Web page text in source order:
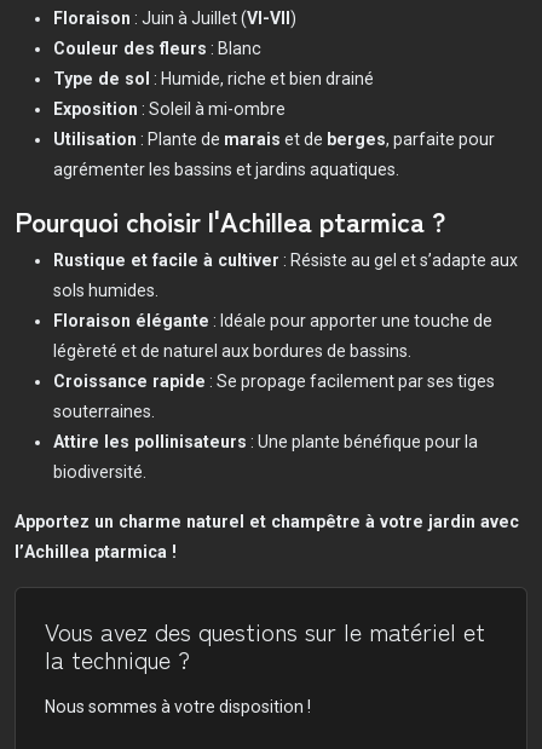
Floraison : Juin à Juillet (VI-VII )
Couleur des fleurs : Blanc
Type de sol : Humide, riche et bien drainé
Exposition : Soleil à mi-ombre
Utilisation : Plante de marais et de berges, parfaite pour
agrémenter les bassins et jardins aquatiques.
Pourquoi choisir l'Achillea ptarmica ?
Rustique et facile à cultiver : Résiste au gel et s’adapte aux
sols humides.
Floraison élégante : Idéale pour apporter une touche de
légèreté et de naturel aux bordures de bassins.
Croissance rapide : Se propage facilement par ses tiges
souterraines.
Attire les pollinisateurs : Une plante bénéfique pour la
biodiversité.
Apportez un charme naturel et champêtre à votre jardin avec
l’Achillea ptarmica !
Vous avez des questions sur le matériel et
la technique ?
Nous sommes à votre disposition !